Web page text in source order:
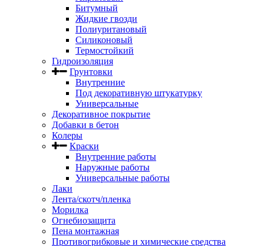
Битумный
Жидкие гвозди
Полиуритановый
Силиконовый
Термостойкий
Гидроизоляция
Грунтовки
Внутренние
Под декоративную штукатурку
Универсальные
Декоративное покрытие
Добавки в бетон
Колеры
Краски
Внутренние работы
Наружные работы
Универсальные работы
Лаки
Лента/скотч/пленка
Морилка
Огнебиозащита
Пена монтажная
Противогрибковые и химические средства